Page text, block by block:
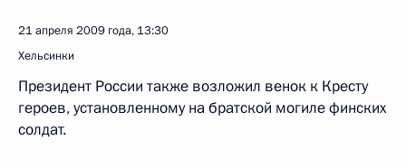
21 апреля 2009 года, 13:30
Хельсинки
Президент России также возложил венок к Кресту
героев, установленному на братской могиле финских
солдат.